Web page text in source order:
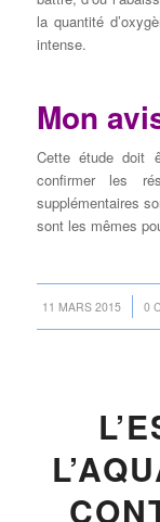
la quantité
intense.
Mon
Cette étude doit
confirmer les
supplémentaires
sont les mêmes
11 MARS 2015
/ 0